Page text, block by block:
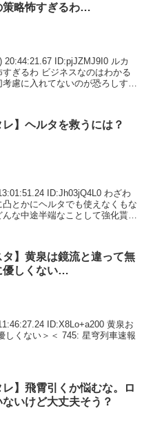
策略怖すぎるわ…
20:44:21.67 ID:pjJZMJ9I0 ルカ
ぎるわ ビジネスなのはわかる
慮に入れてないのが恐ろしすぎ
レ】ヘルタを救うには？
ID:Jh03jQ4L0 わざわ
とかにヘルタでも使えなくもな
な中途半端なことして強化貰え
タ】黄泉は鏡流と違って無
優しくない…
ID:X8Lo+a200 黄泉お
しくない＞＜ 745: 星穹列車速報
レ】飛霄引くか悩むな。ロ
ないけど大丈夫そう？